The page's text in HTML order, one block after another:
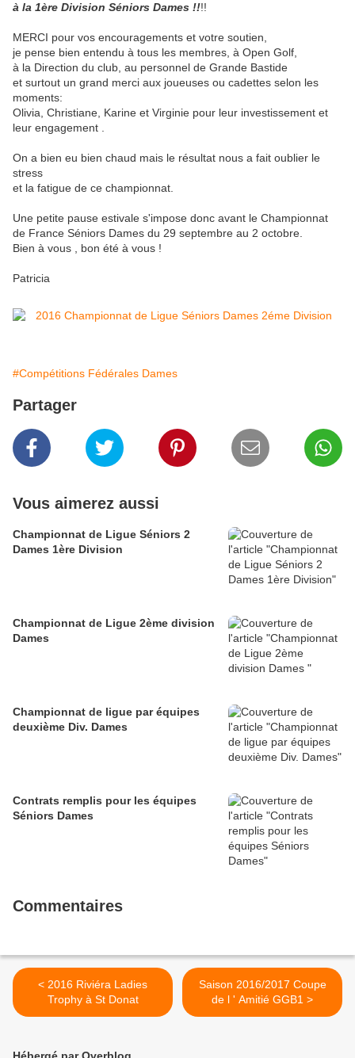
à la 1ère Division Séniors Dames !!!!
MERCI pour vos encouragements et votre soutien,
je pense bien entendu à tous les membres, à Open Golf,
à la Direction du club, au personnel de Grande Bastide
et surtout un grand merci aux joueuses ou cadettes selon les
moments:
Olivia, Christiane, Karine et Virginie pour leur investissement et
leur engagement .
On a bien eu bien chaud mais le résultat nous a fait oublier le
stress
et la fatigue de ce championnat.
Une petite pause estivale s'impose donc avant le Championnat
de France Séniors Dames du 29 septembre au 2 octobre.
Bien à vous , bon été à vous !
Patricia
#Compétitions Fédérales Dames
Partager
Vous aimerez aussi
Championnat de Ligue Séniors 2
Dames 1ère Division
Championnat de Ligue 2ème division
Dames
Championnat de ligue par équipes
deuxième Div. Dames
Contrats remplis pour les équipes
Séniors Dames
Commentaires
< 2016 Riviéra Ladies
Trophy à St Donat
Saison 2016/2017 Coupe
de l ' Amitié GGB1 >